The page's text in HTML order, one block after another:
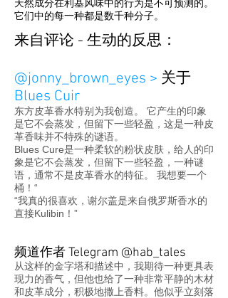
来自评论 - 生动的反思：
@jonny_brown_eyes > 关于
Blues Cuir
东方皮革香水特别为我创造。 它产生的印象
是它不会蒸发，但留下一些轻盈，这是一种皮
革香味并不特殊的谜语。
Blues Cure是一种柔软的粉状皮肤，给人的印
象是它不会蒸发，但留下一些轻盈，一种谜
语，通常不是皮革香水的特征。 我想要一个
桶！“
“我真的很喜欢，谢尔盖是来自俄罗斯香水的
直接Kulibin！”
频道作者 Telegram @hab_tales
从这样的金字塔和描述中，我期待一种更具表
现力的香气，但他也给了一种非常平静的木材
和皮革成分，积极地撒上香料。他似乎立刻落
天然成分在利基风味中的行为是不可预测的。
它们中的每一种都是数千种分子。